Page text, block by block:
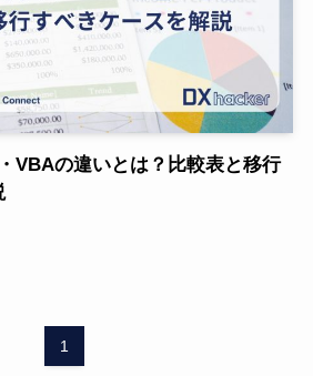
VBAの違いとは？比較表と移行
1